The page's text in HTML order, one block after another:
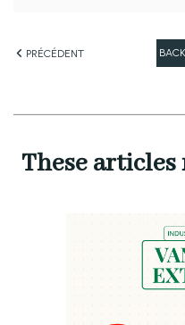
PRÉCÉDENT
These articles